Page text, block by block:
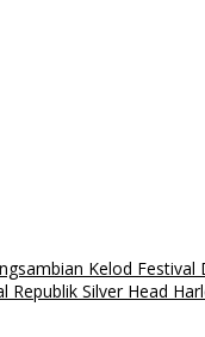
Kelod Festival
Republik Silver Head